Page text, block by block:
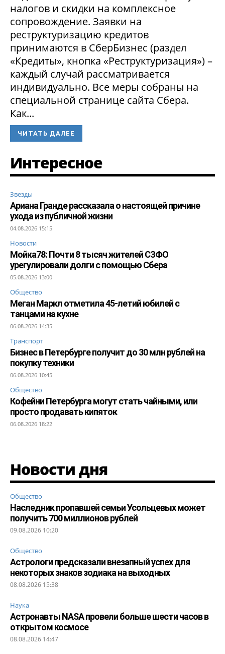
налогов и скидки на комплексное
сопровождение. Заявки на
реструктуризацию кредитов
принимаются в СберБизнес (раздел
«Кредиты», кнопка «Реструктуризация») –
каждый случай рассматривается
индивидуально. Все меры собраны на
специальной странице сайта Сбера.
Как...
ЧИТАТЬ ДАЛЕЕ
Интересное
Звезды
Ариана Гранде рассказала о настоящей причине
ухода из публичной жизни
04.08.2026 15:15
Новости
Мойка78: Почти 8 тысяч жителей СЗФО
урегулировали долги с помощью Сбера
05.08.2026 13:00
Общество
Меган Маркл отметила 45-летий юбилей с
танцами на кухне
06.08.2026 14:35
Транспорт
Бизнес в Петербурге получит до 30 млн рублей на
покупку техники
06.08.2026 10:45
Общество
Кофейни Петербурга могут стать чайными, или
просто продавать кипяток
06.08.2026 18:22
Новости дня
Общество
Наследник пропавшей семьи Усольцевых может
получить 700 миллионов рублей
09.08.2026 10:20
Общество
Астрологи предсказали внезапный успех для
некоторых знаков зодиака на выходных
08.08.2026 15:38
Наука
Астронавты NASA провели больше шести часов в
открытом космосе
08.08.2026 14:47